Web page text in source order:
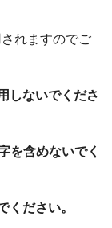
れますのでご
しないでくださ
を含めないでく
ください。